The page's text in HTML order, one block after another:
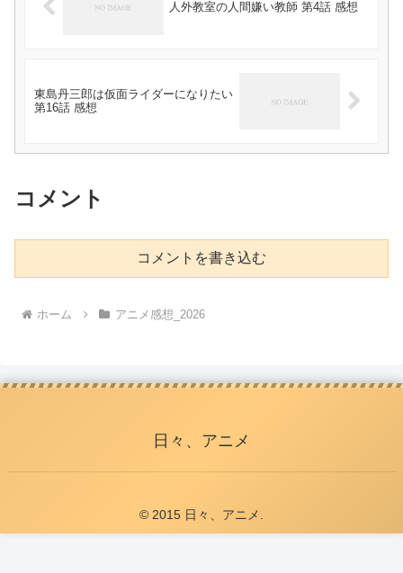
人外教室の人間嫌い教師 第4話 感想
東島丹三郎は仮面ライダーになりたい
第16話 感想
コメント
コメントを書き込む
ホーム アニメ感想_2026
日々、アニメ
© 2015 日々、アニメ.